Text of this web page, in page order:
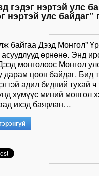
гэдэг нэртэй улс
нэртэй улс
байгаа Дээд Монгол”
өрнөнө. Энд
монголоос Монгол
дарам цөөн байдаг. Бид
адил бидний тухай
хүмүүс миний монгол
ихэд баярлан…